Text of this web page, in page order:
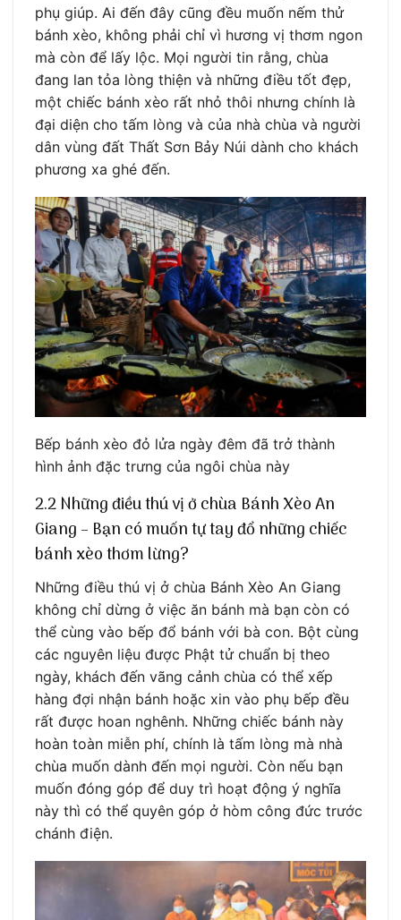
phụ giúp. Ai đến đây cũng đều muốn nếm thử
bánh xèo, không phải chỉ vì hương vị thơm ngon
mà còn để lấy lộc. Mọi người tin rằng, chùa
đang lan tỏa lòng thiện và những điều tốt đẹp,
một chiếc bánh xèo rất nhỏ thôi nhưng chính là
đại diện cho tấm lòng và của nhà chùa và người
dân vùng đất Thất Sơn Bảy Núi dành cho khách
phương xa ghé đến.
Bếp bánh xèo đỏ lửa ngày đêm đã trở thành
hình ảnh đặc trưng của ngôi chùa này
2.2 Những điều thú vị ở chùa Bánh Xèo An
Giang – Bạn có muốn tự tay đổ những chiếc
bánh xèo thơm lừng?
Những điều thú vị ở chùa Bánh Xèo An Giang
không chỉ dừng ở việc ăn bánh mà bạn còn có
thể cùng vào bếp đổ bánh với bà con. Bột cùng
các nguyên liệu được Phật tử chuẩn bị theo
ngày, khách đến vãng cảnh chùa có thể xếp
hàng đợi nhận bánh hoặc xin vào phụ bếp đều
rất được hoan nghênh. Những chiếc bánh này
hoàn toàn miễn phí, chính là tấm lòng mà nhà
chùa muốn dành đến mọi người. Còn nếu bạn
muốn đóng góp để duy trì hoạt động ý nghĩa
này thì có thể quyên góp ở hòm công đức trước
chánh điện.